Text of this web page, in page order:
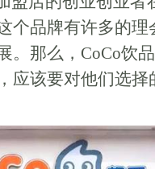
个品牌有许多的理
。那么，CoCo饮
应该要对他们选择